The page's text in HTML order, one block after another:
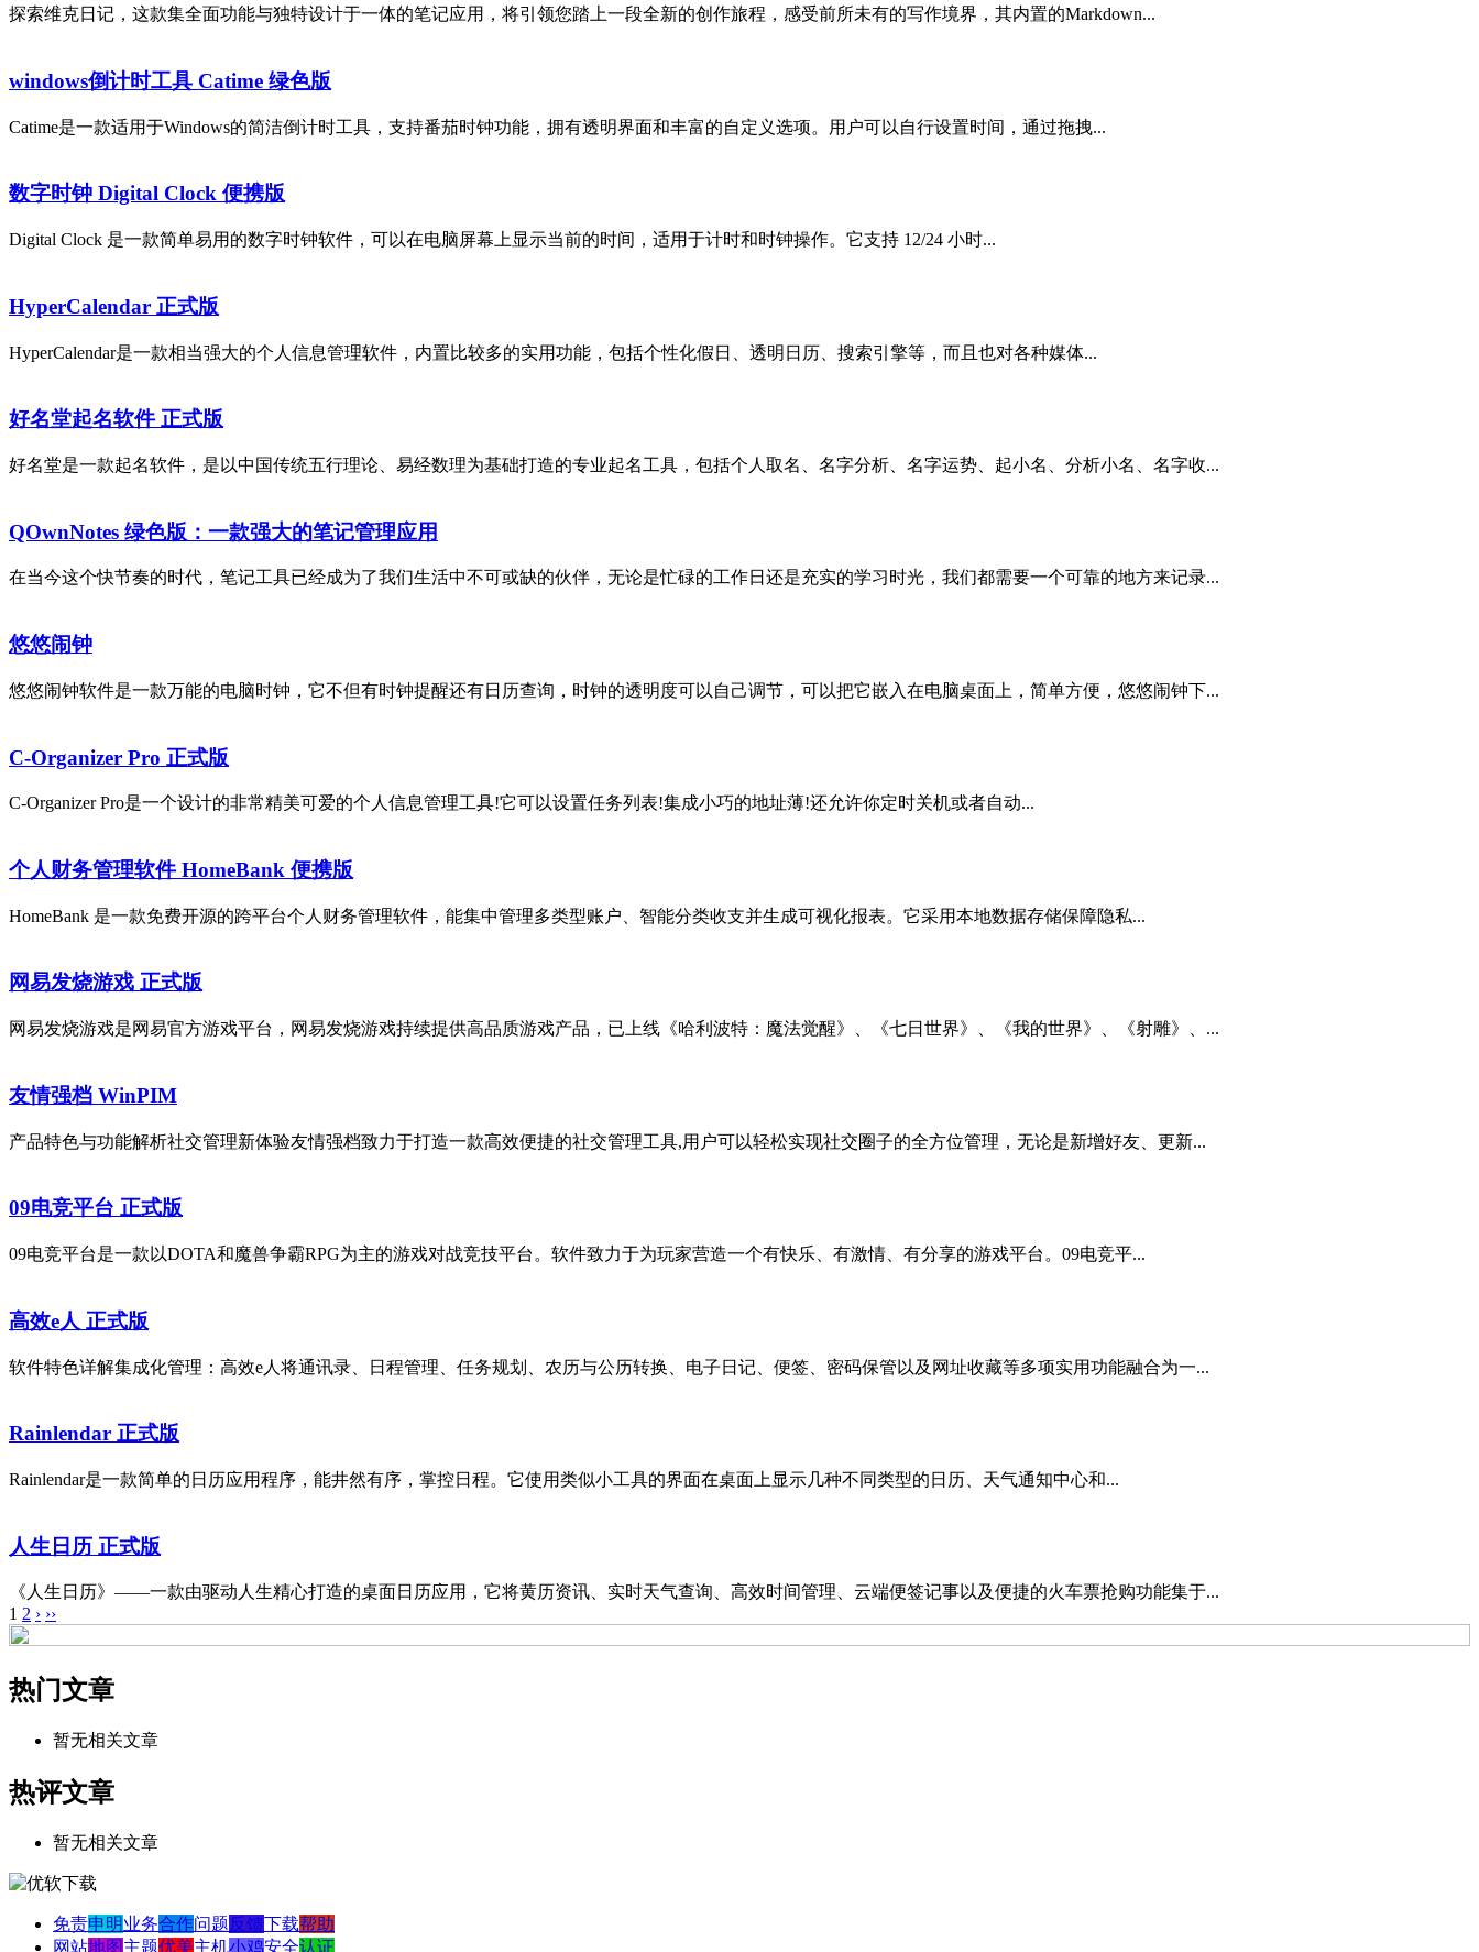
探索维克日记，这款集全面功能与独特设计于一体的笔记应用，将引领您踏上一段全新的创作旅程，感受前所未有的写作境界，其内置的Markdown...
windows倒计时工具 Catime 绿色版
Catime是一款适用于Windows的简洁倒计时工具，支持番茄时钟功能，拥有透明界面和丰富的自定义选项。用户可以自行设置时间，通过拖拽...
数字时钟 Digital Clock 便携版
Digital Clock 是一款简单易用的数字时钟软件，可以在电脑屏幕上显示当前的时间，适用于计时和时钟操作。它支持 12/24 小时...
HyperCalendar 正式版
HyperCalendar是一款相当强大的个人信息管理软件，内置比较多的实用功能，包括个性化假日、透明日历、搜索引擎等，而且也对各种媒体...
好名堂起名软件 正式版
好名堂是一款起名软件，是以中国传统五行理论、易经数理为基础打造的专业起名工具，包括个人取名、名字分析、名字运势、起小名、分析小名、名字收...
​QOwnNotes 绿色版：一款强大的笔记管理应用
在当今这个快节奏的时代，笔记工具已经成为了我们生活中不可或缺的伙伴，无论是忙碌的工作日还是充实的学习时光，我们都需要一个可靠的地方来记录...
悠悠闹钟
悠悠闹钟软件是一款万能的电脑时钟，它不但有时钟提醒还有日历查询，时钟的透明度可以自己调节，可以把它嵌入在电脑桌面上，简单方便，悠悠闹钟下...
C-Organizer Pro 正式版
C-Organizer Pro是一个设计的非常精美可爱的个人信息管理工具!它可以设置任务列表!集成小巧的地址薄!还允许你定时关机或者自动...
个人财务管理软件 HomeBank 便携版
HomeBank 是一款免费开源的跨平台个人财务管理软件，能集中管理多类型账户、智能分类收支并生成可视化报表。它采用本地数据存储保障隐私...
网易发烧游戏 正式版
网易发烧游戏是网易官方游戏平台，网易发烧游戏持续提供高品质游戏产品，已上线《哈利波特：魔法觉醒》、《七日世界》、《我的世界》、《射雕》、...
友情强档 WinPIM
产品特色与功能解析社交管理新体验友情强档致力于打造一款高效便捷的社交管理工具,用户可以轻松实现社交圈子的全方位管理，无论是新增好友、更新...
09电竞平台 正式版
09电竞平台是一款以DOTA和魔兽争霸RPG为主的游戏对战竞技平台。软件致力于为玩家营造一个有快乐、有激情、有分享的游戏平台。09电竞平...
高效e人 正式版
软件特色详解集成化管理：高效e人将通讯录、日程管理、任务规划、农历与公历转换、电子日记、便签、密码保管以及网址收藏等多项实用功能融合为一...
Rainlendar 正式版
Rainlendar是一款简单的日历应用程序，能井然有序，掌控日程。它使用类似小工具的界面在桌面上显示几种不同类型的日历、天气通知中心和...
人生日历 正式版
《人生日历》——一款由驱动人生精心打造的桌面日历应用，它将黄历资讯、实时天气查询、高效时间管理、云端便签记事以及便捷的火车票抢购功能集于...
1 2 › ››
热门文章
暂无相关文章
热评文章
暂无相关文章
免责申明业务合作问题反馈下载帮助
网站地图 主题优美主机小鸡安全认证